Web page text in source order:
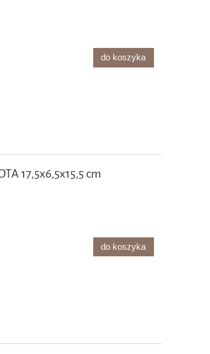
do koszyka
17,5x6,5x15,5 cm
do koszyka